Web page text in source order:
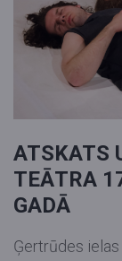
5. JŪNIJĀ
ANDREJA
KAS KRĪT"
Divi brāļi,